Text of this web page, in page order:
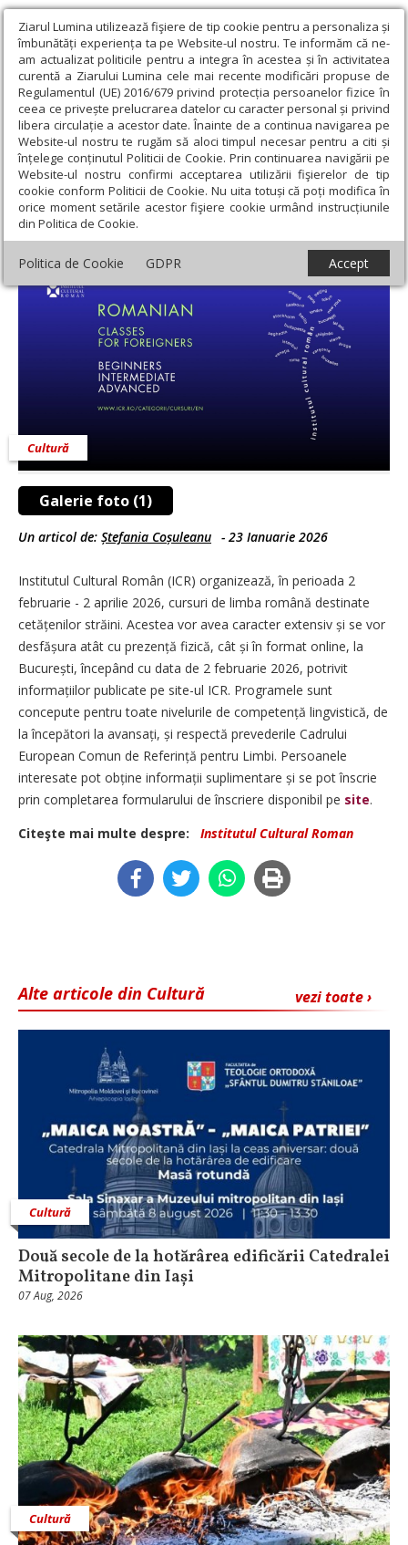
Ziarul Lumina utilizează fişiere de tip cookie pentru a personaliza și
îmbunătăți experiența ta pe Website-ul nostru. Te informăm că ne-
am actualizat politicile pentru a integra în acestea și în activitatea
curentă a Ziarului Lumina cele mai recente modificări propuse de
Regulamentul (UE) 2016/679 privind protecția persoanelor fizice în
ceea ce privește prelucrarea datelor cu caracter personal și privind
libera circulație a acestor date. Înainte de a continua navigarea pe
Website-ul nostru te rugăm să aloci timpul necesar pentru a citi și
înțelege conținutul Politicii de Cookie. Prin continuarea navigării pe
Website-ul nostru confirmi acceptarea utilizării fişierelor de tip
cookie conform Politicii de Cookie. Nu uita totuși că poți modifica în
orice moment setările acestor fişiere cookie urmând instrucțiunile
din Politica de Cookie.
Politica de Cookie GDPR Accept
Ziarul Lumina › Educaţie și Cultură › Cultură › Cursuri de limba
română pentru cetățeni străini
Cursuri de limba română pentru cetățeni
străini
Galerie foto (1)
Cultură
Un articol de: Ștefania Coșuleanu - 23 Ianuarie 2026
Institutul Cultural Român (ICR) organizează, în perioada 2
februarie - 2 aprilie 2026, cursuri de limba română destinate
cetățenilor străini. Acestea vor avea caracter extensiv și se vor
desfășura atât cu prezență fizică, cât și în format online, la
București, începând cu data de 2 februarie 2026, potrivit
informațiilor publicate pe site-ul ICR. Programele sunt
concepute pentru toate nivelurile de competență lingvistică, de
la începători la avansați, și respectă prevederile Cadrului
European Comun de Referință pentru Limbi. Persoanele
interesate pot obține informații suplimentare și se pot înscrie
prin completarea formularului de înscriere disponibil pe site.
Citeşte mai multe despre:
Institutul Cultural Roman
vezi toate ›
Alte articole din Cultură
Cultură
Două secole de la hotărârea edificării Catedralei
Mitropolitane din Iași
07 Aug, 2026
Cultură